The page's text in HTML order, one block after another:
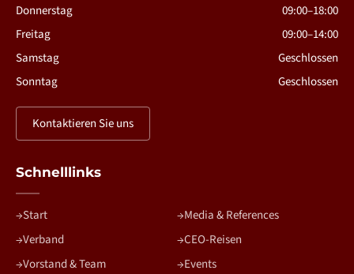
Donnerstag
09:00–18:00
Freitag
09:00–14:00
Samstag
Geschlossen
Sonntag
Geschlossen
Kontaktieren Sie uns
Schnelllinks
Start
Verband
Vorstand & Team
Media & References
CEO-Reisen
Events